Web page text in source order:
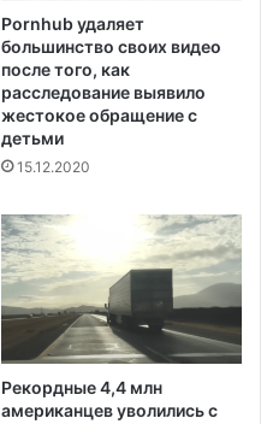
Pornhub удаляет
большинство своих видео
после того, как
расследование выявило
жестокое обращение с
детьми
15.12.2020
Рекордные 4,4 млн
американцев уволились с